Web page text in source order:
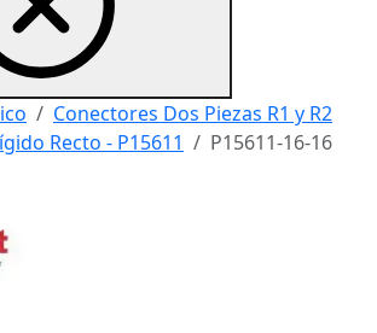
Conectores Dos Piezas R1 y R2
Recto - P15611
P15611-16-16